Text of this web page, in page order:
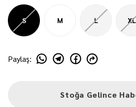
S M L XL
Paylaş:
Stoğa Gelince